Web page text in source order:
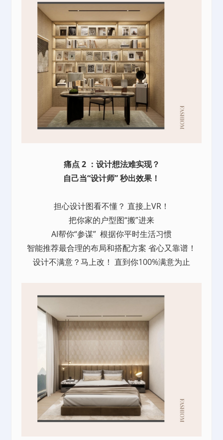
痛点 2 ：设计想法难实现？
自己当“设计师” 秒出效果！
担心设计图看不懂？ 直接上VR！
把你家的户型图“搬”进来
AI帮你“参谋” 根据你平时生活习惯
智能推荐最合理的布局和搭配方案 省心又靠谱！
设计不满意？马上改！ 直到你100%满意为止